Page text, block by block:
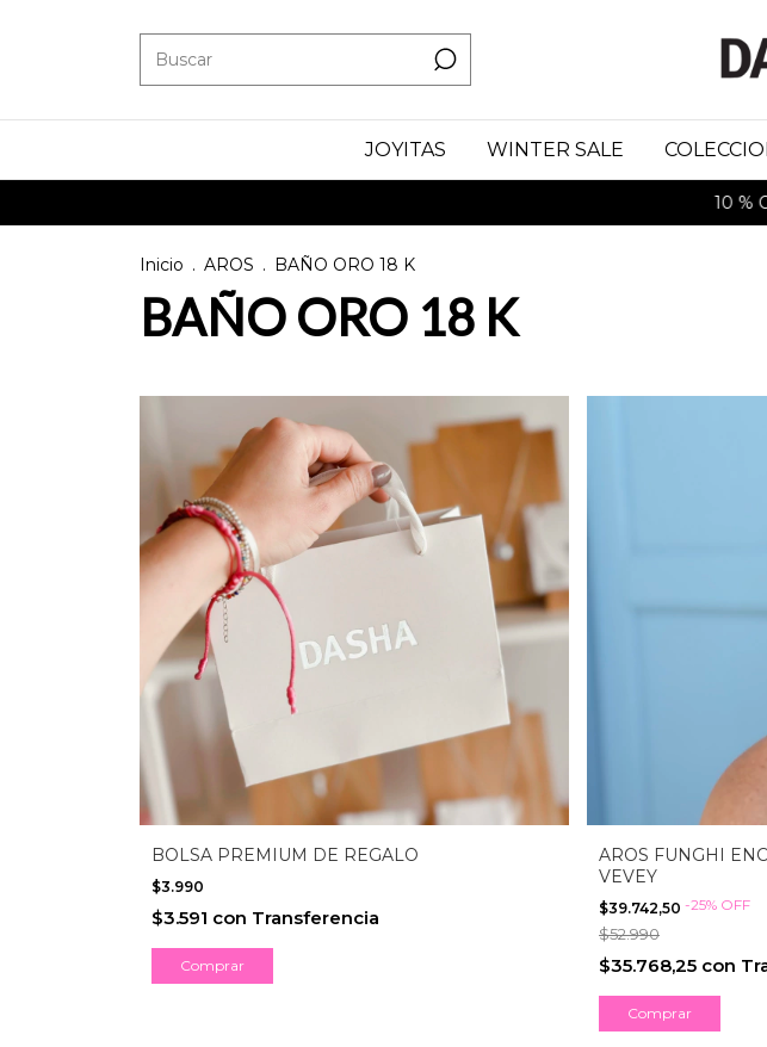
JOYITAS WINTER SALE
10 %
Inicio . AROS . BAÑO ORO 18 K
BAÑO ORO 18 K
BOLSA PREMIUM DE REGALO
$3.990
$3.591 con Transferencia
AROS FUNGHI
VEVEY
$39.742,50 -25% OFF
$52.990
$35.768,25 con